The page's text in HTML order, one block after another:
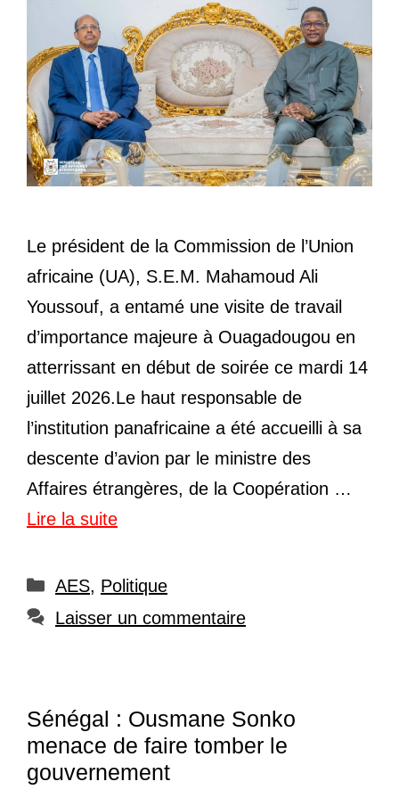
Le président de la Commission de l’Union
africaine (UA), S.E.M. Mahamoud Ali
Youssouf, a entamé une visite de travail
d’importance majeure à Ouagadougou en
atterrissant en début de soirée ce mardi 14
juillet 2026.Le haut responsable de
l’institution panafricaine a été accueilli à sa
descente d’avion par le ministre des
Affaires étrangères, de la Coopération …
Lire la suite
Catégories
AES, Politique
Laisser un commentaire
Sénégal : Ousmane Sonko
menace de faire tomber le
gouvernement